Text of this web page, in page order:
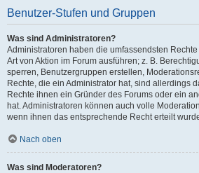
Benutzer-Stufen und Gruppen
Was sind Administratoren?
Administratoren haben die umfassendsten
Art von Aktion im Forum ausführen; z. B.
sperren, Benutzergruppen erstellen,
Rechte, die ein Administrator hat, sind allerdings
Rechte ihnen ein Gründer des Forums oder ein
hat. Administratoren können auch volle
wenn ihnen das entsprechende Recht erteilt
Nach oben
Was sind Moderatoren?